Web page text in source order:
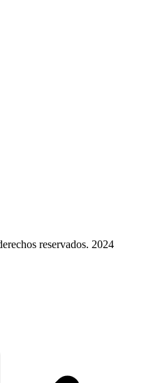
reservados. 2024